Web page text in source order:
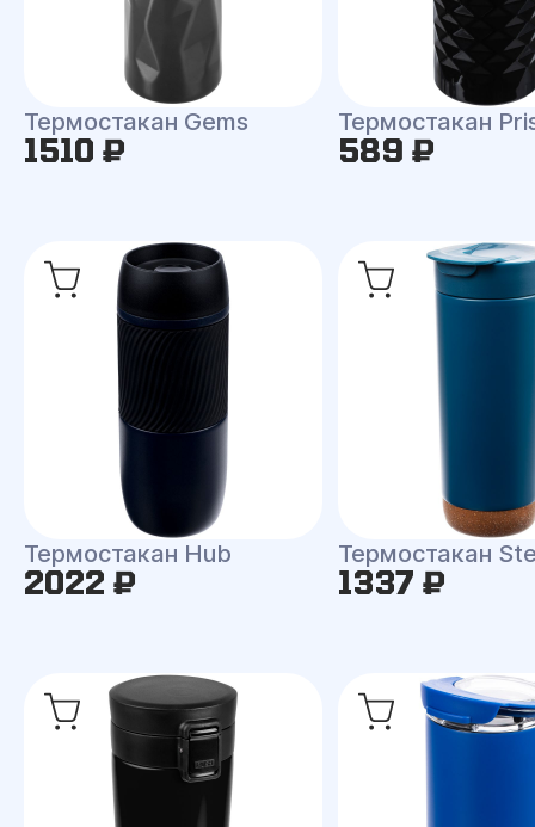
Термостакан Gems
1510 ₽
Термостакан
589 ₽
Термостакан Hub
2022 ₽
Термостакан
1337 ₽